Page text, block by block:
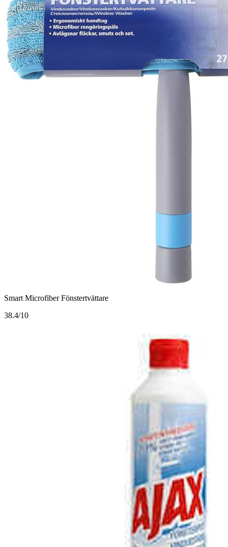
Smart Microfiber Fönstertvättare
38.4/10